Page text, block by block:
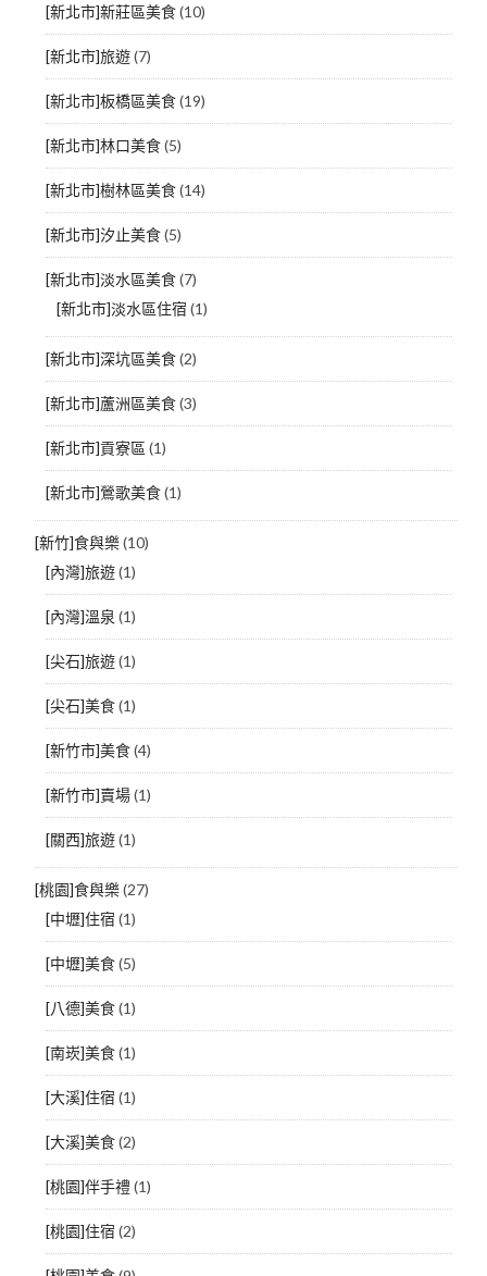
[新北市]新莊區美食(10)
[新北市]旅遊(7)
[新北市]板橋區美食(19)
[新北市]林口美食(5)
[新北市]樹林區美食(14)
[新北市]汐止美食(5)
[新北市]淡水區美食(7)
[新北市]淡水區住宿 (1)
[新北市]深坑區美食(2)
[新北市]蘆洲區美食(3)
[新北市]貢寮區 (1)
[新北市]鶯歌美食(1)
[新竹]食與樂(10)
[內灣]旅遊(1)
[內灣]溫泉 (1)
[尖石]旅遊(1)
[尖石]美食(1)
[新竹市]美食(4)
[新竹市]賣場(1)
[關西]旅遊(1)
[桃園]食與樂(27)
[中壢]住宿 (1)
[中壢]美食(5)
[八德]美食(1)
[南崁]美食(1)
[大溪]住宿 (1)
[大溪]美食(2)
[桃園]伴手禮(1)
[桃園]住宿 (2)